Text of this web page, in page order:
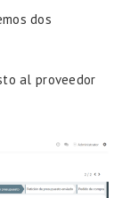
dos
al proveedor